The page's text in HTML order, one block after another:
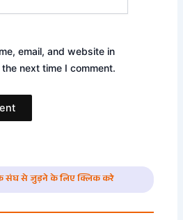
email, and website in
next time I comment.
संघ से जुड़ने के लिए क्लिक करे